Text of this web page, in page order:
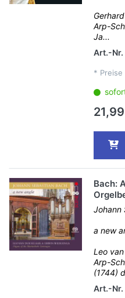
Arp-
Ja...
Art.-Nr.
*
Bach:
Johann
a new
Leo
Arp-
(1744)
Art.-Nr.